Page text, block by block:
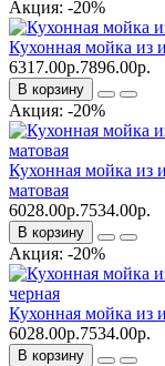
Акция: -20%
Кухонная мойка из
6317.00р.7896.00р.
В корзину
Акция: -20%
Кухонная мойка из
матовая
6028.00р.7534.00р.
В корзину
Акция: -20%
Кухонная мойка из
6028.00р.7534.00р.
В корзину